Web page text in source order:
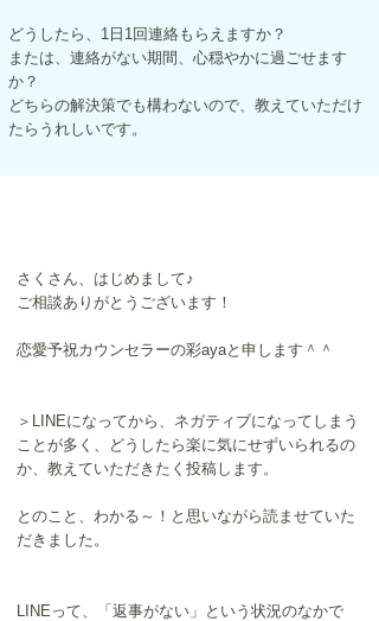
どうしたら、1日1回連絡もらえますか？
または、連絡がない期間、心穏やかに過ごせます
か？
どちらの解決策でも構わないので、教えていただけ
たらうれしいです。
さくさん、はじめまして♪
ご相談ありがとうございます！
恋愛予祝カウンセラーの彩ayaと申します＾＾
＞LINEになってから、ネガティブになってしまう
ことが多く、どうしたら楽に気にせずいられるの
か、教えていただきたく投稿します。
とのこと、わかる～！と思いながら読ませていた
だきました。
LINEって、「返事がない」という状況のなかで